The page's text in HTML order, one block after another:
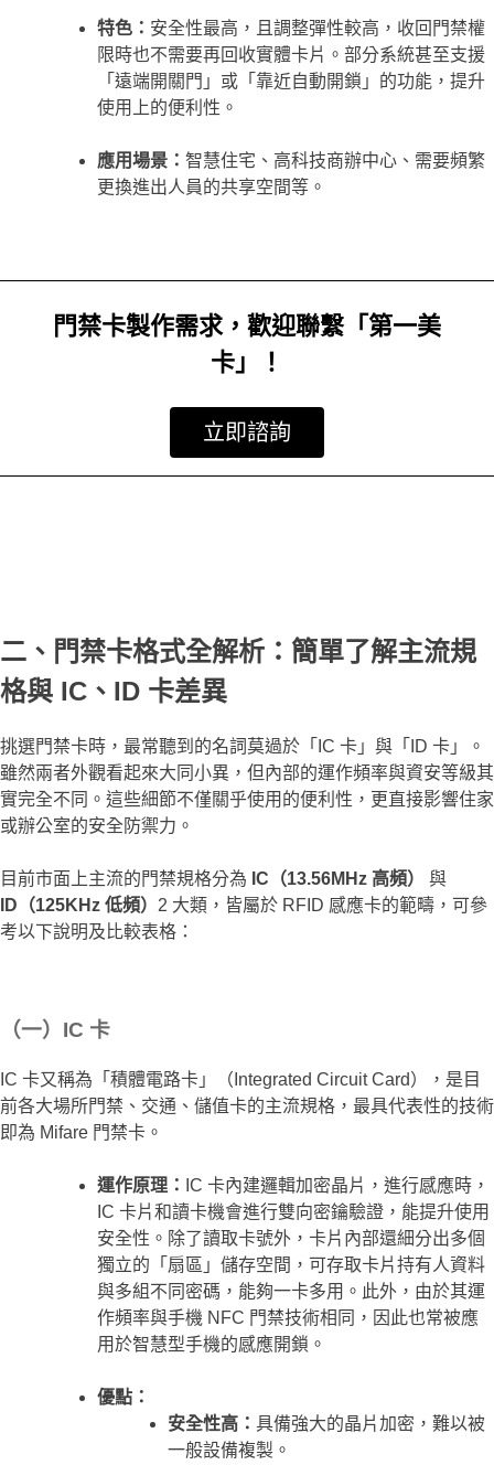
特色： 安全性最高，且調整彈性較高，收回門禁權
限時也不需要再回收實體卡片。部分系統甚至支援
「遠端開關門」或「靠近自動開鎖」的功能，提升
使用上的便利性。
應用場景： 智慧住宅、高科技商辦中心、需要頻繁
更換進出人員的共享空間等。
門禁卡製作需求，歡迎聯繫「第一美
卡」！
立即諮詢
二、門禁卡格式全解析：簡單了解主流規
格與 IC、ID 卡差異
挑選門禁卡時，最常聽到的名詞莫過於「IC 卡」與「ID 卡」。
雖然兩者外觀看起來大同小異，但內部的運作頻率與資安等級其
實完全不同。這些細節不僅關乎使用的便利性，更直接影響住家
或辦公室的安全防禦力。
目前市面上主流的門禁規格分為 IC（13.56MHz 高頻）
與
ID（125KHz 低頻） 2 大類，皆屬於 RFID 感應卡的範疇，可參
考以下說明及比較表格：
（一）IC 卡
IC 卡又稱為「積體電路卡」（Integrated Circuit Card），是目
前各大場所門禁、交通、儲值卡的主流規格，最具代表性的技術
即為 Mifare 門禁卡。
運作原理： IC 卡內建邏輯加密晶片，進行感應時，
IC 卡片和讀卡機會進行雙向密鑰驗證，能提升使用
安全性。除了讀取卡號外，卡片內部還細分出多個
獨立的「扇區」儲存空間，可存取卡片持有人資料
與多組不同密碼，能夠一卡多用。此外，由於其運
作頻率與手機 NFC 門禁技術相同，因此也常被應
用於智慧型手機的感應開鎖。
優點：
安全性高： 具備強大的晶片加密，難以被
一般設備複製。